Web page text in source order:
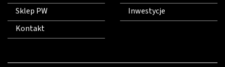
Sklep PW
Kontakt
Inwestycje